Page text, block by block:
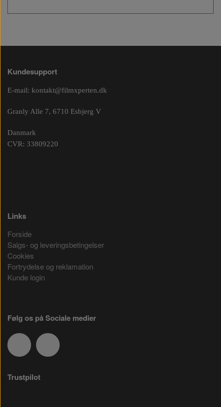
Kundesupport
E-mail: kontakt@filmxperten.dk
Granly Alle 7, 6710 Esbjerg V
Danmark
CVR: 33809220
Links
Forside
Salgs- og leveringsbetingelser
Cookies
Fortrydelse og reklamation
Kunde login
Følg os på Sociale medier
Trustpilot